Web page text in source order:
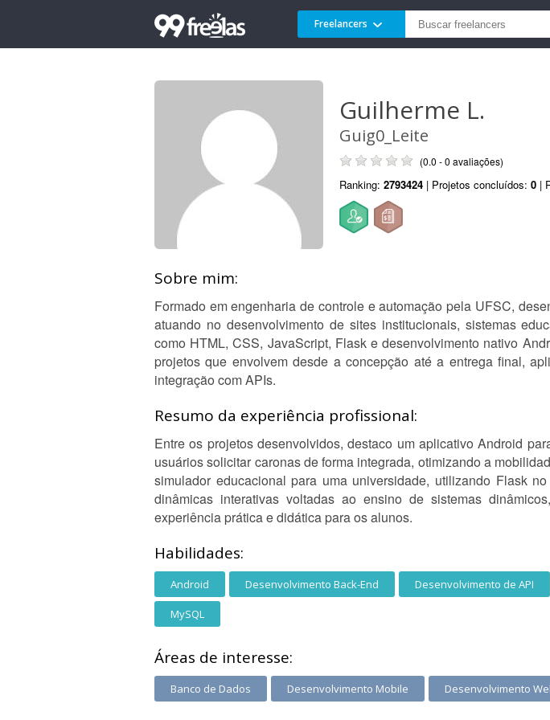
Freelancers
Guilherme L.
Guig0_Leite
(0.0 - 0 avaliações)
Ranking: 2793424 | Projetos concluídos: 0 |
Sobre mim:
Formado em engenharia de controle e automação pela UFSC,
atuando no desenvolvimento de sites institucionais, sistemas
como HTML, CSS, JavaScript, Flask e desenvolvimento nativo
projetos que envolvem desde a concepção até a entrega final,
integração com APIs.
Resumo da experiência profissional:
Entre os projetos desenvolvidos, destaco um aplicativo Android
usuários solicitar caronas de forma integrada, otimizando a
simulador educacional para uma universidade, utilizando Flask
dinâmicas interativas voltadas ao ensino de sistemas
experiência prática e didática para os alunos.
Habilidades:
Android Desenvolvimento Back-End Desenvolvimento de API
MySQL
Áreas de interesse:
Banco de Dados Desenvolvimento Mobile Desenvolvimento